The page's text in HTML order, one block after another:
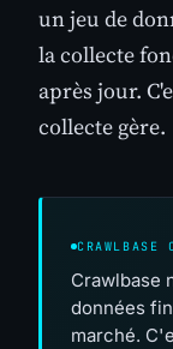
un jeu de
la collecte
après jour.
collecte gère.
CRAWLBASE
Crawlbase
données
marché.